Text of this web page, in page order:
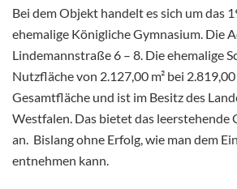
Bei dem Objekt handelt es sich um das
ehemalige Königliche Gymnasium. Die
Lindemannstraße 6 – 8. Die ehemalige
Nutzfläche von 2.127,00 m² bei 2.819,00
Gesamtfläche und ist im Besitz des
Westfalen. Das bietet das leerstehende
an. Bislang ohne Erfolg, wie man dem
entnehmen kann.